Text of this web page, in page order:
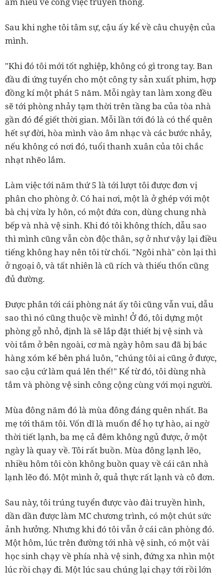
Sau khi nghe tôi tâm sự, cậu ấy kể về câu chuyện của
mình.
"Khi đó tôi mới tốt nghiệp, không có gì trong tay. Ban
đầu đi ứng tuyển cho một công ty sản xuất phim, hợp
đồng kí một phát 5 năm. Mỗi ngày tan làm xong đều
sẽ tới phòng nhảy tạm thời trên tầng ba của tòa nhà
gần đó để giết thời gian. Mỗi lần tới đó là có thể quên
hết sự đời, hòa mình vào âm nhạc và các bước nhảy,
nếu không có nơi đó, tuổi thanh xuân của tôi chắc
nhạt nhẽo lắm.
Làm việc tới năm thứ 5 là tới lượt tôi được đơn vị
phân cho phòng ở. Có hai nơi, một là ở ghép với một
bà chị vừa ly hôn, có một đứa con, dùng chung nhà
bếp và nhà vệ sinh. Khi đó tôi không thích, dẫu sao
thì mình cũng vẫn còn độc thân, sợ ở như vậy lại điều
tiếng không hay nên tôi từ chối. "Ngôi nhà" còn lại thì
ở ngoại ô, và tất nhiên là cũ rích và thiếu thốn cũng
đủ đường.
Được phân tới cái phòng nát ấy tôi cũng vẫn vui, dẫu
sao thì nó cũng thuộc về mình! Ở đó, tôi dựng một
phòng gỗ nhỏ, định là sẽ lắp đặt thiết bị vệ sinh và
vòi tắm ở bên ngoài, cơ mà ngày hôm sau đã bị bác
hàng xóm kế bên phá luôn, "chúng tôi ai cũng ở được,
sao cậu cứ làm quá lên thế!" Kể từ đó, tôi dùng nhà
tắm và phòng vệ sinh công cộng cùng với mọi người.
Mùa đông năm đó là mùa đông đáng quên nhất. Ba
mẹ tới thăm tôi. Vốn dĩ là muốn để họ tự hào, ai ngờ
thời tiết lạnh, ba mẹ cả đêm không ngủ được, ở một
ngày là quay về. Tôi rất buồn. Mùa đông lạnh lẽo,
nhiều hôm tôi còn không buồn quay về cái căn nhà
lạnh lẽo đó. Một mình ở, quả thực rất lạnh và cô đơn.
Sau này, tôi trúng tuyển được vào đài truyền hình,
dần dần được làm MC chương trình, có một chút sức
ảnh hưởng. Nhưng khi đó tôi vẫn ở cái căn phòng đó.
Một hôm, lúc trên đường tới nhà vệ sinh, có một vài
học sinh chạy về phía nhà vệ sinh, đứng xa nhìn một
lúc rồi chạy đi. Một lúc sau chúng lại chạy tới rồi lớn